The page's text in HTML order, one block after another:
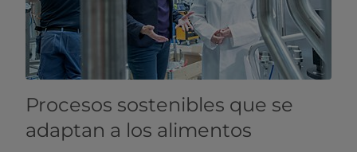
Procesos sostenibles que se
adaptan a los alimentos